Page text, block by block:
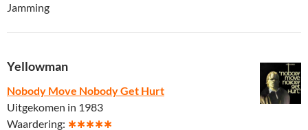
Jamming
Yellowman
Nobody Move Nobody Get Hurt
Uitgekomen in 1983
Waardering: ∗∗∗∗∗